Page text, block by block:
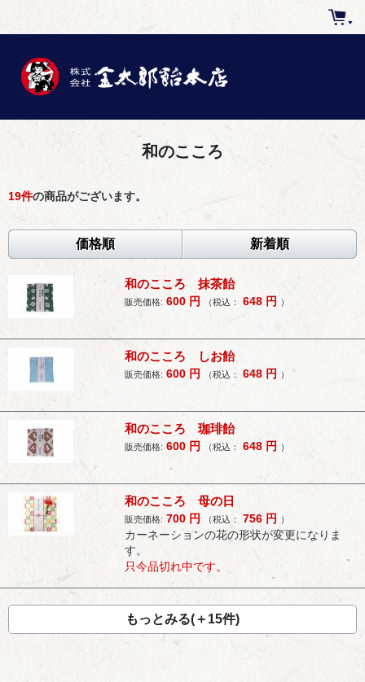
和のこころ
19件の商品がございます。
価格順 新着順
和のこころ 抹茶飴
販売価格: 600 円 （税込： 648 円 ）
和のこころ しお飴
販売価格: 600 円 （税込： 648 円 ）
和のこころ 珈琲飴
販売価格: 600 円 （税込： 648 円 ）
和のこころ 母の日
販売価格: 700 円 （税込： 756 円 ）
カーネーションの花の形状が変更になりま
す。
只今品切れ中です。
もっとみる(＋15件)